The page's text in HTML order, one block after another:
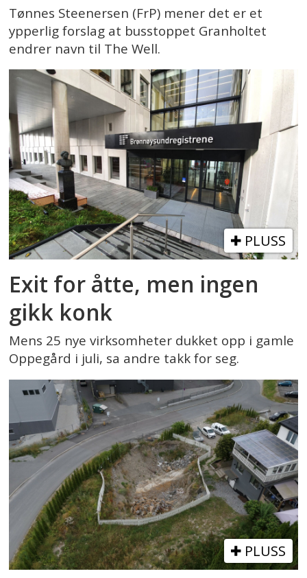
Tønnes Steenersen (FrP) mener det er et
ypperlig forslag at busstoppet Granholtet
endrer navn til The Well.
PLUSS
Exit for åtte, men ingen
gikk konk
Mens 25 nye virksomheter dukket opp i gamle
Oppegård i juli, sa andre takk for seg.
PLUSS